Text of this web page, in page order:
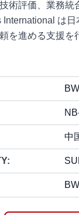
術評価、業務
International は
を進める支援を
中